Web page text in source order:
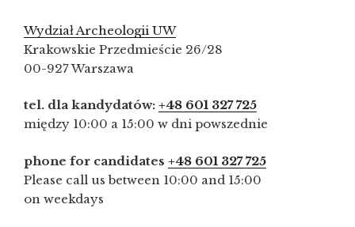
Wydział Archeologii UW
Krakowskie Przedmieście 26/28
00-927 Warszawa
tel. dla kandydatów: +48 601 327 725
między 10:00 a 15:00 w dni powszednie
phone for candidates +48 601 327 725
Please call us between 10:00 and 15:00
on weekdays